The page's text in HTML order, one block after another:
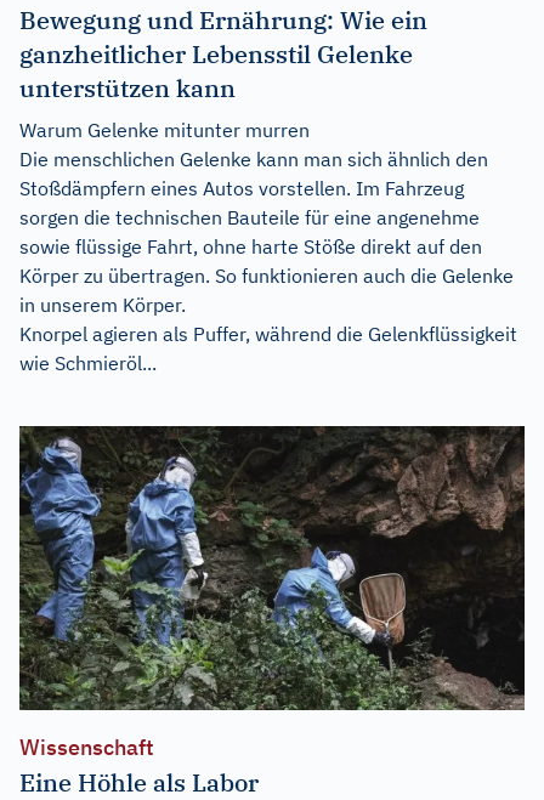
Bewegung und Ernährung: Wie ein
ganzheitlicher Lebensstil Gelenke
unterstützen kann
Warum Gelenke mitunter murren
Die menschlichen Gelenke kann man sich ähnlich den
Stoßdämpfern eines Autos vorstellen. Im Fahrzeug
sorgen die technischen Bauteile für eine angenehme
sowie flüssige Fahrt, ohne harte Stöße direkt auf den
Körper zu übertragen. So funktionieren auch die Gelenke
in unserem Körper.
Knorpel agieren als Puffer, während die Gelenkflüssigkeit
wie Schmieröl...
Wissenschaft
Eine Höhle als Labor